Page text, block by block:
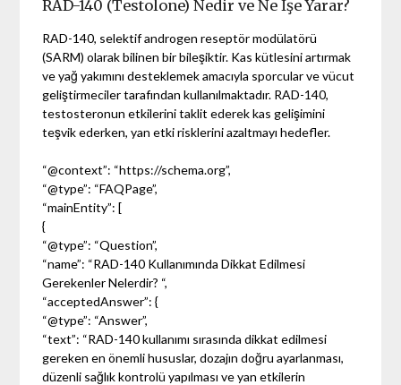
RAD-140 (Testolone) Nedir ve Ne İşe Yarar?
RAD-140, selektif androgen reseptör modülatörü
(SARM) olarak bilinen bir bileşiktir. Kas kütlesini artırmak
ve yağ yakımını desteklemek amacıyla sporcular ve vücut
geliştirmeciler tarafından kullanılmaktadır. RAD-140,
testosteronun etkilerini taklit ederek kas gelişimini
teşvik ederken, yan etki risklerini azaltmayı hedefler.
“@context”: “https://schema.org”,
“@type”: “FAQPage”,
“mainEntity”: [
{
“@type”: “Question”,
“name”: “RAD-140 Kullanımında Dikkat Edilmesi
Gerekenler Nelerdir? “,
“acceptedAnswer”: {
“@type”: “Answer”,
“text”: “RAD-140 kullanımı sırasında dikkat edilmesi
gereken en önemli hususlar, dozajın doğru ayarlanması,
düzenli sağlık kontrolü yapılması ve yan etkilerin